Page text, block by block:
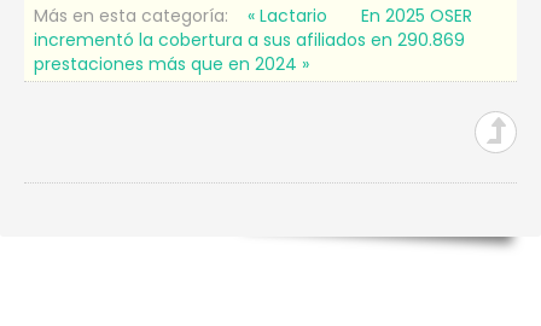
Más en esta categoría: « Lactario
En 2025 OSER
incrementó la cobertura a sus afiliados en 290.869
prestaciones más que en 2024 »